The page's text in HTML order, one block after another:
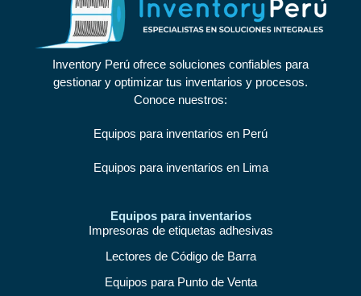
Inventory Perú ofrece soluciones confiables para
gestionar y optimizar tus inventarios y procesos.
Conoce nuestros:
Equipos para inventarios en Perú
Equipos para inventarios en Lima
Equipos para inventarios
Impresoras de etiquetas adhesivas
Lectores de Código de Barra
Equipos para Punto de Venta